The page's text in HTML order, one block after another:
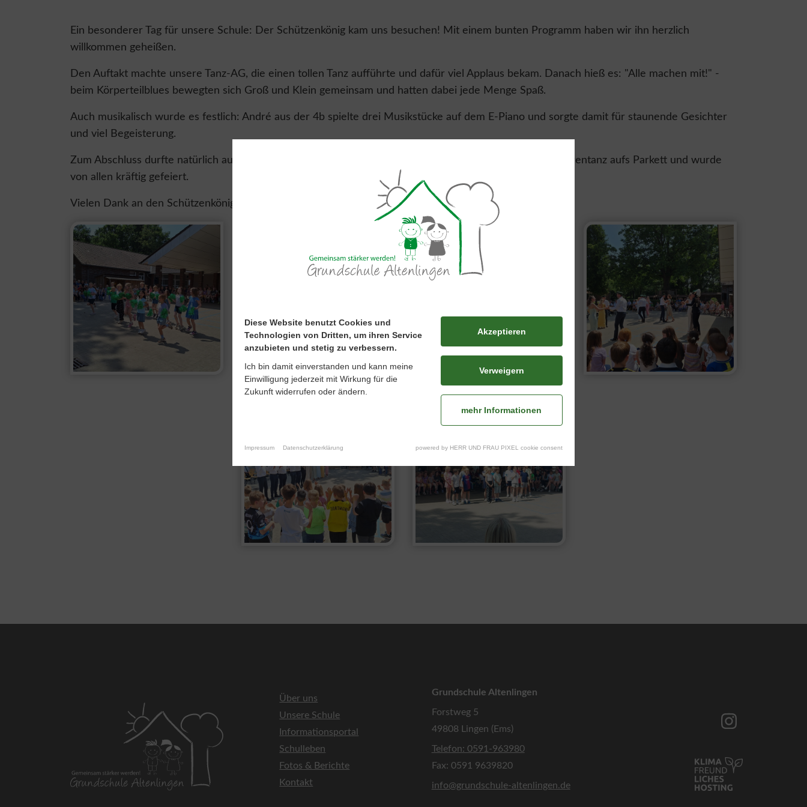
Ein besonderer Tag für unsere Schule: Der Schützenkönig kam uns besuchen! Mit einem bunten Programm haben wir ihn herzlich
willkommen geheißen.
Den Auftakt machte unsere Tanz-AG, die einen tollen Tanz aufführte und dafür viel Applaus bekam. Danach hieß es: "Alle machen mit!" -
beim Körperteilblues bewegten sich Groß und Klein gemeinsam und hatten dabei jede Menge Spaß.
Auch musikalisch wurde es festlich: André aus der 4b spielte drei Musikstücke auf dem E-Piano und sorgte damit für staunende Gesichter
und viel Begeisterung.
Zum Abschluss durfte natürlich auch der Ehrengast selbst nicht fehlen: Der Schützenkönig legte einen Ehrentanz aufs Parkett und wurde
von allen kräftig gefeiert.
Vielen Dank an den Schützenkönig für seinen Besuch!
Über uns
Unsere Schule
Informationsportal
Schulleben
Fotos & Berichte
Kontakt
Grundschule Altenlingen
Forstweg 5
49808 Lingen (Ems)
Telefon: 0591-963980
Fax: 0591 9639820
info@grundschule-altenlingen.de
Diese Website benutzt Cookies und
Technologien von Dritten, um ihren Service
anzubieten und stetig zu verbessern.
Ich bin damit einverstanden und kann meine
Einwilligung jederzeit mit Wirkung für die
Zukunft widerrufen oder ändern.
Akzeptieren
Verweigern
mehr Informationen
Impressum Datenschutzerklärung powered by HERR UND FRAU PIXEL cookie consent